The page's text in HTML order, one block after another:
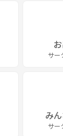
サー
み
サー